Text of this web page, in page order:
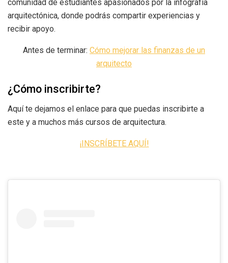
comunidad de estudiantes apasionados por la infografía
arquitectónica, donde podrás compartir experiencias y
recibir apoyo.
Antes de terminar: Cómo mejorar las finanzas de un
arquitecto
¿Cómo inscribirte?
Aquí te dejamos el enlace para que puedas inscribirte a
este y a muchos más cursos de arquitectura.
¡INSCRÍBETE AQUÍ!